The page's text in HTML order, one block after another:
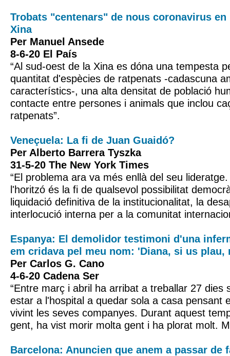
Trobats "centenars" de nous coronavirus en
Xina
Per Manuel Ansede
8-6-20 El País
“Al sud-oest de la Xina es dóna una tempesta
quantitat d'espècies de ratpenats -cadascuna
característics-, una alta densitat de població
contacte entre persones i animals que inclou
ratpenats”.
Veneçuela: La fi de Juan Guaidó?
Per Alberto Barrera Tyszka
31-5-20 The New York Times
“El problema ara va més enllà del seu
l'horitzó és la fi de qualsevol possibilitat
liquidació definitiva de la institucionalitat, la
interlocució interna per a la comunitat
Espanya: El demolidor testimoni d'una
em cridava pel meu nom: 'Diana, si us plau,
Per Carlos G. Cano
4-6-20 Cadena Ser
“Entre març i abril ha arribat a treballar 27 dies
estar a l'hospital a quedar sola a casa pensant
vivint les seves companyes. Durant aquest
gent, ha vist morir molta gent i ha plorat molt.
Barcelona: Anuncien que anem a passar de